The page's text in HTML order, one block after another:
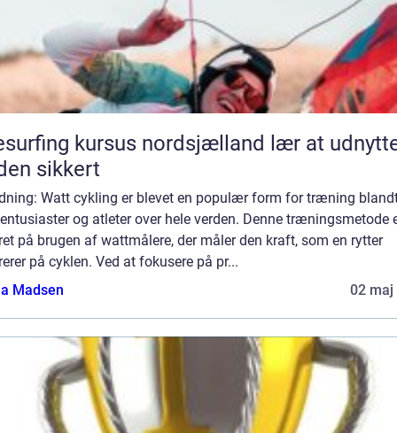
kursus nordsjælland lær at udnytte
sikkert
Watt cykling er blevet en populær form for træning
og atleter over hele verden. Denne træningsmetode
på brugen af wattmålere, der måler den kraft, som en rytter
på cyklen. Ved at fokusere på pr...
Madsen
02 maj